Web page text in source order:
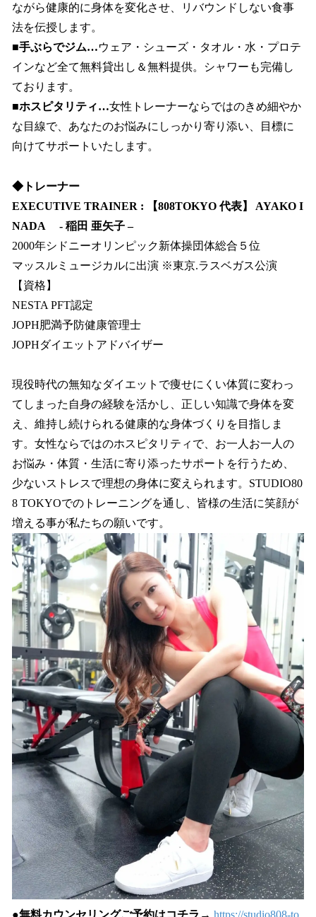
ながら健康的に身体を変化させ、リバウンドしない食事
法を伝授します。
■手ぶらでジム…ウェア・シューズ・タオル・水・プロテ
インなど全て無料貸出し＆無料提供。シャワーも完備し
ております。
■ホスピタリティ…女性トレーナーならではのきめ細やか
な目線で、あなたのお悩みにしっかり寄り添い、目標に
向けてサポートいたします。
◆トレーナー
EXECUTIVE TRAINER : 【808TOKYO 代表】 AYAKO I
NADA - 稲田 亜矢子 –
2000年シドニーオリンピック新体操団体総合５位
マッスルミュージカルに出演 ※東京.ラスベガス公演
【資格】
NESTA PFT認定
JOPH肥満予防健康管理士
JOPHダイエットアドバイザー
現役時代の無知なダイエットで痩せにくい体質に変わっ
てしまった自身の経験を活かし、正しい知識で身体を変
え、維持し続けられる健康的な身体づくりを目指しま
す。女性ならではのホスピタリティで、お一人お一人の
お悩み・体質・生活に寄り添ったサポートを行うため、
少ないストレスで理想の身体に変えられます。STUDIO80
8 TOKYOでのトレーニングを通し、皆様の生活に笑顔が
増える事が私たちの願いです。
●無料カウンセリングご予約はコチラ → https://studio808-to